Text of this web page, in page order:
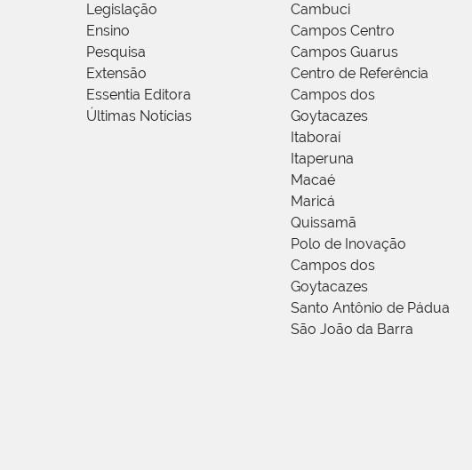
Legislação
Ensino
Pesquisa
Extensão
Essentia Editora
Últimas Notícias
Cambuci
Campos Centro
Campos Guarus
Centro de Referência
Campos dos
Goytacazes
Itaboraí
Itaperuna
Macaé
Maricá
Quissamã
Polo de Inovação
Campos dos
Goytacazes
Santo Antônio de Pádua
São João da Barra